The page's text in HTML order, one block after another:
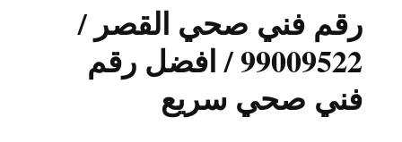
رقم فني صحي القصر /
99009522 / افضل رقم
فني صحي سريع